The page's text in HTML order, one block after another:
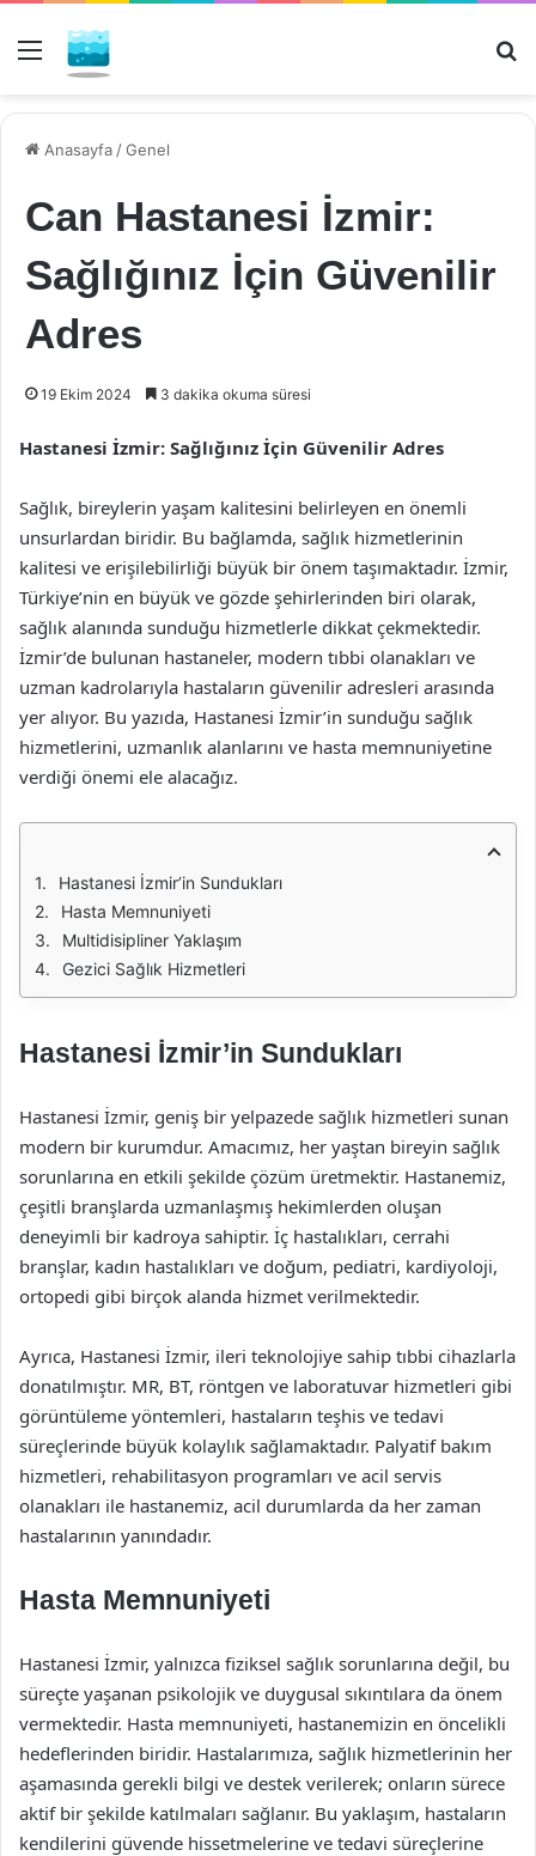
Menü
Anasayfa /Genel
Can Hastanesi İzmir:
Sağlığınız İçin Güvenilir
Adres
19 Ekim 2024 3 dakika okuma süresi
Hastanesi İzmir: Sağlığınız İçin Güvenilir Adres
Sağlık, bireylerin yaşam kalitesini belirleyen en önemli
unsurlardan biridir. Bu bağlamda, sağlık hizmetlerinin
kalitesi ve erişilebilirliği büyük bir önem taşımaktadır. İzmir,
Türkiye’nin en büyük ve gözde şehirlerinden biri olarak,
sağlık alanında sunduğu hizmetlerle dikkat çekmektedir.
İzmir’de bulunan hastaneler, modern tıbbi olanakları ve
uzman kadrolarıyla hastaların güvenilir adresleri arasında
yer alıyor. Bu yazıda, Hastanesi İzmir’in sunduğu sağlık
hizmetlerini, uzmanlık alanlarını ve hasta memnuniyetine
verdiği önemi ele alacağız.
Hastanesi İzmir’in Sundukları
Hasta Memnuniyeti
Multidisipliner Yaklaşım
Gezici Sağlık Hizmetleri
Hastanesi İzmir’in Sundukları
Hastanesi İzmir, geniş bir yelpazede sağlık hizmetleri sunan
modern bir kurumdur. Amacımız, her yaştan bireyin sağlık
sorunlarına en etkili şekilde çözüm üretmektir. Hastanemiz,
çeşitli branşlarda uzmanlaşmış hekimlerden oluşan
deneyimli bir kadroya sahiptir. İç hastalıkları, cerrahi
branşlar, kadın hastalıkları ve doğum, pediatri, kardiyoloji,
ortopedi gibi birçok alanda hizmet verilmektedir.
Ayrıca, Hastanesi İzmir, ileri teknolojiye sahip tıbbi cihazlarla
donatılmıştır. MR, BT, röntgen ve laboratuvar hizmetleri gibi
görüntüleme yöntemleri, hastaların teşhis ve tedavi
süreçlerinde büyük kolaylık sağlamaktadır. Palyatif bakım
hizmetleri, rehabilitasyon programları ve acil servis
olanakları ile hastanemiz, acil durumlarda da her zaman
hastalarının yanındadır.
Hasta Memnuniyeti
Hastanesi İzmir, yalnızca fiziksel sağlık sorunlarına değil, bu
süreçte yaşanan psikolojik ve duygusal sıkıntılara da önem
vermektedir. Hasta memnuniyeti, hastanemizin en öncelikli
hedeflerinden biridir. Hastalarımıza, sağlık hizmetlerinin her
aşamasında gerekli bilgi ve destek verilerek; onların sürece
aktif bir şekilde katılmaları sağlanır. Bu yaklaşım, hastaların
kendilerini güvende hissetmelerine ve tedavi süreçlerine